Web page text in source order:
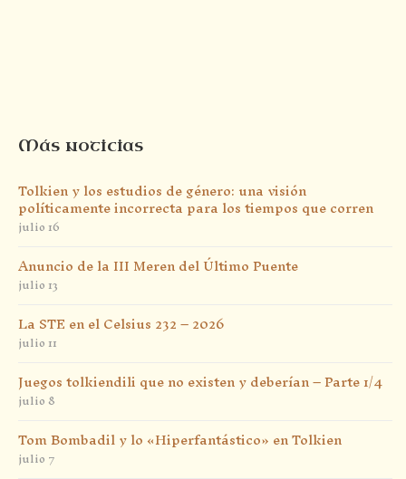
Más noticias
Tolkien y los estudios de género: una visión
políticamente incorrecta para los tiempos que corren
julio 16
Anuncio de la III Meren del Último Puente
julio 13
La STE en el Celsius 232 – 2026
julio 11
Juegos tolkiendili que no existen y deberían – Parte 1/4
julio 8
Tom Bombadil y lo «Hiperfantástico» en Tolkien
julio 7